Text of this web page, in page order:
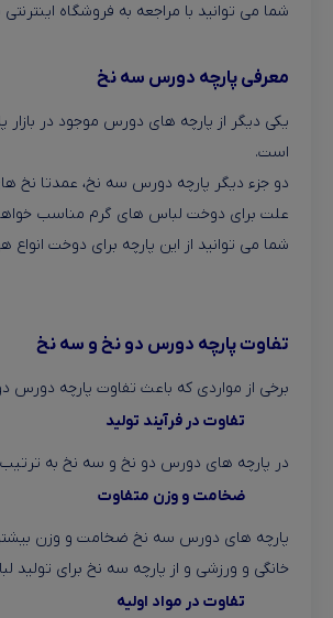
شما می توانید با مراجعه به فروشگاه
معرفی پارچه دورس سه نخ
یکی دیگر از پارچه های دورس موجود در
است.
دو جزء دیگر پارچه دورس سه نخ، عمدتا نخ
علت برای دوخت لباس های گرم مناسب
شما می توانید از این پارچه برای دوخت
تفاوت پارچه دورس دو نخ و سه نخ
برخی از مواردی که باعث تفاوت پارچه دورس
تفاوت در فرآیند تولید
در پارچه های دورس دو نخ و سه نخ به ترتیب
ضخامت و وزن متفاوت
پارچه های دورس سه نخ ضخامت و وزن
خانگی و ورزشی و از پارچه سه نخ برای
تفاوت در مواد اولیه